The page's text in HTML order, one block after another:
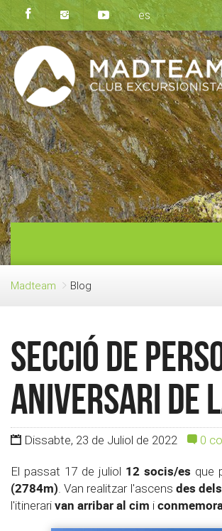
es
Madteam Blog
Secció de
aniversari de
Dissabte, 23 de Juliol de 2022 0
El passat 17 de juliol 12 socis/es que
(2784m). Van realitzar l'ascens des
l'itinerarivan arribar al cim i